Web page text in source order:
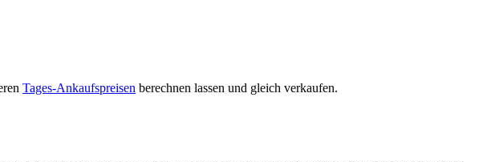
Tages-Ankaufspreisen berechnen lassen und gleich verkaufen.